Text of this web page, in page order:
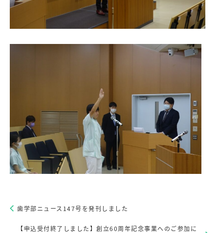
歯学部ニュース147号を発刊しました
【申込受付終了しました】創立60周年記念事業へのご参加に